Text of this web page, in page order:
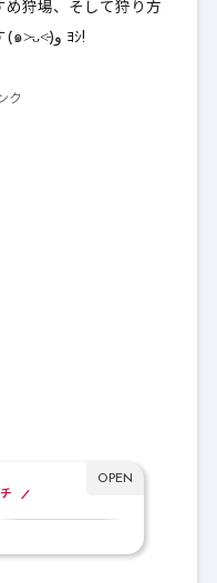
め狩場、そして狩り方
をご紹介していきたいと思います(๑˃̵ᴗ˂̵)و ﾖｼ!
ク